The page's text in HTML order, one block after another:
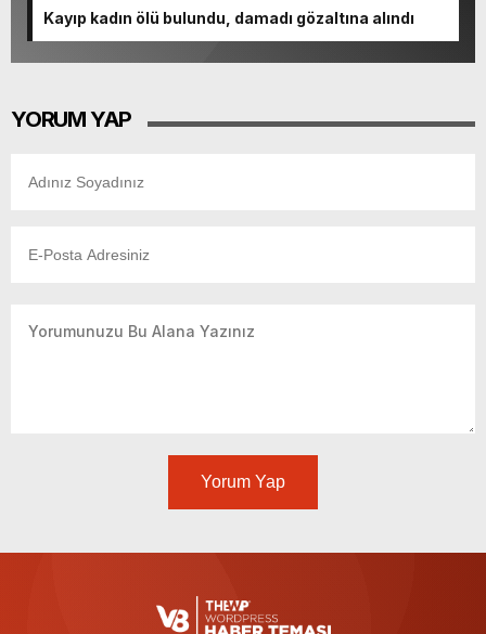
Kayıp kadın ölü bulundu, damadı gözaltına alındı
YORUM YAP
Yorum Yap